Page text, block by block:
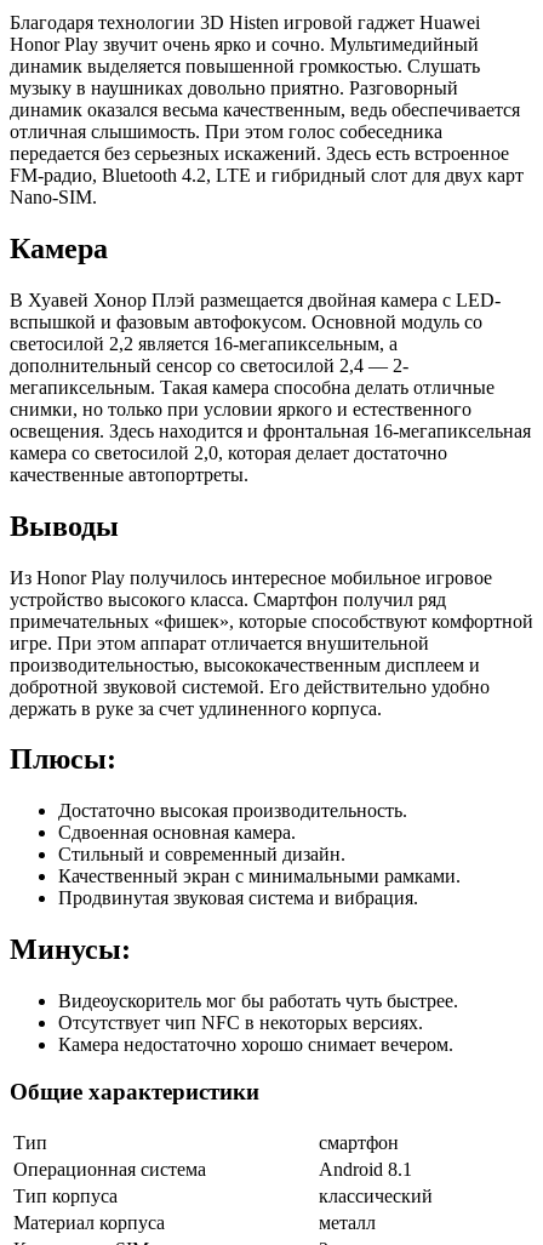
Благодаря технологии 3D Histen игровой гаджет Huawei
Honor Play звучит очень ярко и сочно. Мультимедийный
динамик выделяется повышенной громкостью. Слушать
музыку в наушниках довольно приятно. Разговорный
динамик оказался весьма качественным, ведь обеспечивается
отличная слышимость. При этом голос собеседника
передается без серьезных искажений. Здесь есть встроенное
FM-радио, Bluetooth 4.2, LTE и гибридный слот для двух карт
Nano-SIM.
Камера
В Хуавей Хонор Плэй размещается двойная камера с LED-
вспышкой и фазовым автофокусом. Основной модуль со
светосилой 2,2 является 16-мегапиксельным, а
дополнительный сенсор со светосилой 2,4 — 2-
мегапиксельным. Такая камера способна делать отличные
снимки, но только при условии яркого и естественного
освещения. Здесь находится и фронтальная 16-мегапиксельная
камера со светосилой 2,0, которая делает достаточно
качественные автопортреты.
Выводы
Из Honor Play получилось интересное мобильное игровое
устройство высокого класса. Смартфон получил ряд
примечательных «фишек», которые способствуют комфортной
игре. При этом аппарат отличается внушительной
производительностью, высококачественным дисплеем и
добротной звуковой системой. Его действительно удобно
держать в руке за счет удлиненного корпуса.
Плюсы:
Достаточно высокая производительность.
Сдвоенная основная камера.
Стильный и современный дизайн.
Качественный экран с минимальными рамками.
Продвинутая звуковая система и вибрация.
Минусы:
Видеоускоритель мог бы работать чуть быстрее.
Отсутствует чип NFC в некоторых версиях.
Камера недостаточно хорошо снимает вечером.
Общие характеристики
Тип
смартфон
Операционная система
Android 8.1
Тип корпуса
классический
Материал корпуса
металл